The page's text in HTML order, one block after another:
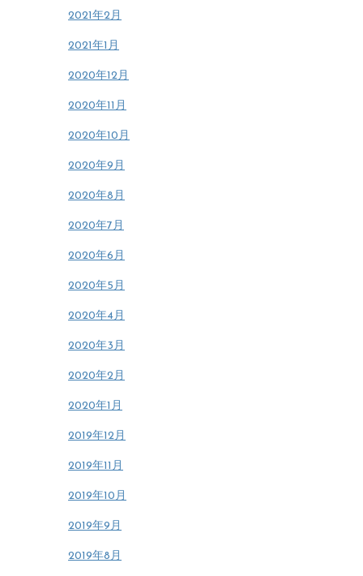
2021年2月
2021年1月
2020年12月
2020年11月
2020年10月
2020年9月
2020年8月
2020年7月
2020年6月
2020年5月
2020年4月
2020年3月
2020年2月
2020年1月
2019年12月
2019年11月
2019年10月
2019年9月
2019年8月